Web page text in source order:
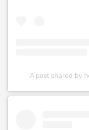
A post shared by